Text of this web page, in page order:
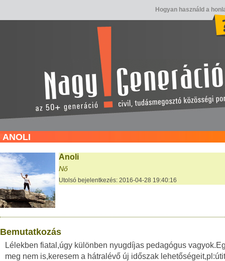
Hogyan használd a
ANOLI
Anoli
Nő
Utolsó bejelentkezés: 2016-04-28 19:40:16
Bemutatkozás
Lélekben fiatal,úgy különben nyugdíjas pedagógus
meg nem is,keresem a hátralévő új időszak